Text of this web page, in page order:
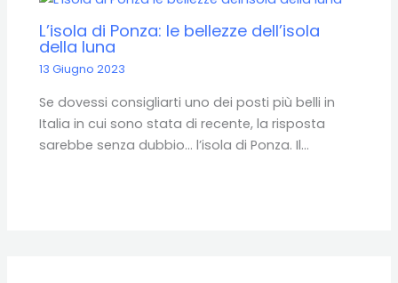
L’isola di Ponza: le bellezze dell’isola
della luna
13 Giugno 2023
Se dovessi consigliarti uno dei posti più belli in
Italia in cui sono stata di recente, la risposta
sarebbe senza dubbio… l’isola di Ponza. Il…